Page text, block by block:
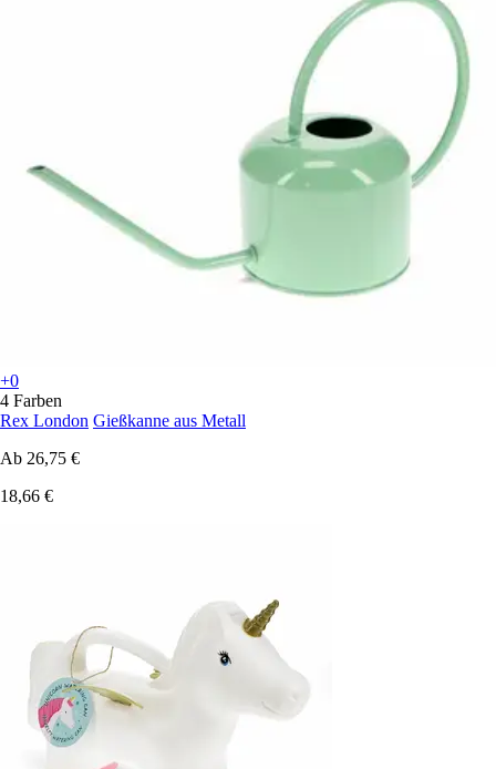
+0
4 Farben
Rex London Gießkanne aus Metall
Ab 26,75 €
18,66 €